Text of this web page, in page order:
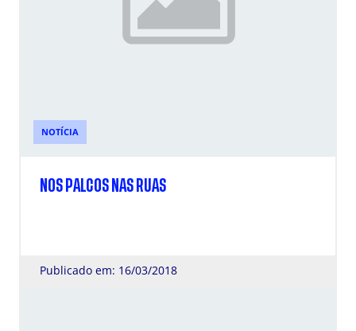
NOTÍCIA
NOS PALCOS NAS RUAS
Publicado em: 16/03/2018